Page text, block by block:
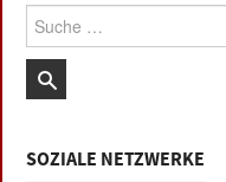
Suche:
SOZIALE NETZWERKE